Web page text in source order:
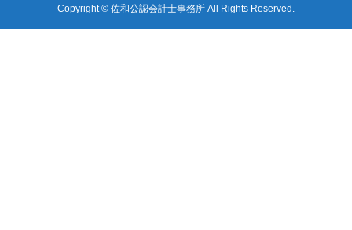
Copyright © 佐和公認会計士事務所 All Rights Reserved.